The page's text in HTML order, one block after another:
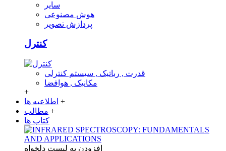
سایر
هوش مصنوعی
پردازش تصویر
کنترل
قدرت , رباتیک , سیستم کنترلی
مکانیک , هوافضا
+
اطلاعیه ها +
مطالب +
کتاب ها
افزودن به لیست دلخواه